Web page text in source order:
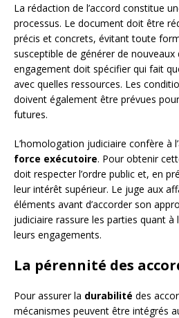
La rédaction de l’accord constitue
processus. Le document doit être
précis et concrets, évitant toute
susceptible de générer de nouveaux
engagement doit spécifier qui fait
avec quelles ressources. Les
doivent également être prévues
futures.
L’homologation judiciaire confère à
force exécutoire. Pour obtenir
doit respecter l’ordre public et, en
leur intérêt supérieur. Le juge aux
éléments avant d’accorder son
judiciaire rassure les parties quant à
leurs engagements.
La pérennité des
Pour assurer la durabilité des
mécanismes peuvent être intégrés